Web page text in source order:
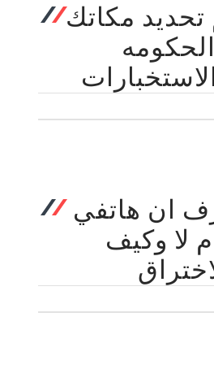
تحديد مكاتك
ان هاتفي
لا وكيف